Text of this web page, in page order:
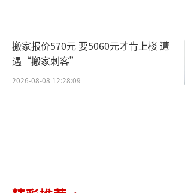
搬家报价570元 要5060元才肯上楼 遭
遇“搬家刺客”
2026-08-08 12:28:09